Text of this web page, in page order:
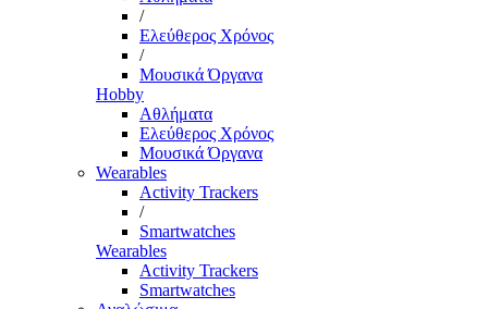
/
Ελεύθερος Χρόνος
/
Μουσικά Όργανα
Hobby
Αθλήματα
Ελεύθερος Χρόνος
Μουσικά Όργανα
Wearables
Activity Trackers
/
Smartwatches
Wearables
Activity Trackers
Smartwatches